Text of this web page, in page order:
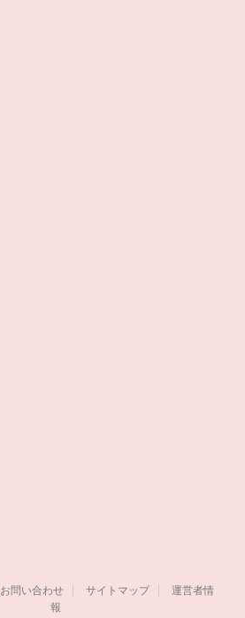
お問い合わせ サイトマップ
運営者情
報